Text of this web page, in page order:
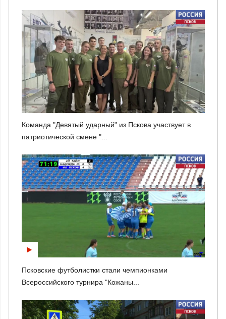
Команда "Девятый ударный" из Пскова участвует в
патриотической смене "...
Псковские футболистки стали чемпионками
Всероссийского турнира "Кожаны...